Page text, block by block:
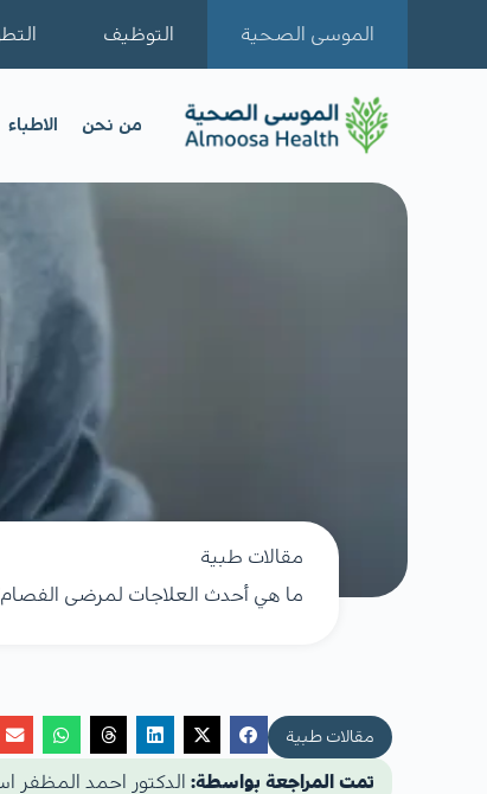
الموسى الصحية التوظيف
من نحن الاطباء
مقالات طبية
ما هي أحدث العلاجات لمرضى
مقالات طبية
تمت المراجعة بواسطة: الدكتور احمد